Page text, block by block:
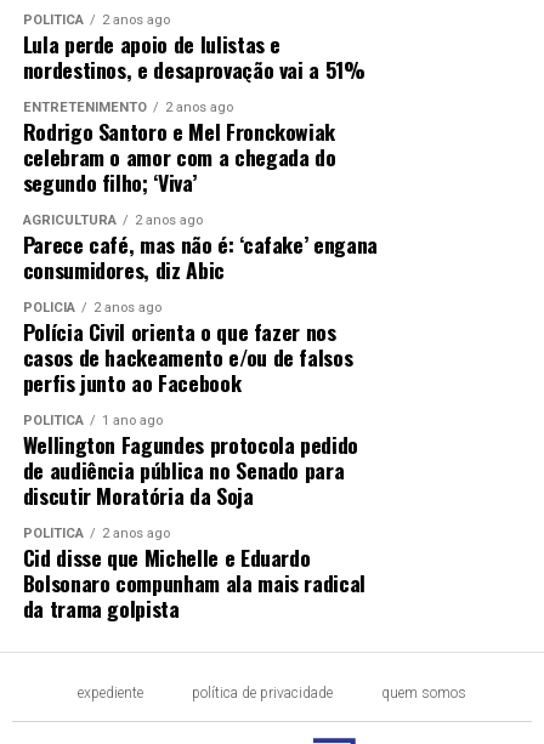
POLÍTICA 2 anos ago
Lula perde apoio de lulistas e
nordestinos, e desaprovação vai a 51%
ENTRETENIMENTO 2 anos ago
Rodrigo Santoro e Mel Fronckowiak
celebram o amor com a chegada do
segundo filho; ‘Viva’
AGRICULTURA 2 anos ago
Parece café, mas não é: ‘cafake’ engana
consumidores, diz Abic
POLÍCIA 2 anos ago
Polícia Civil orienta o que fazer nos
casos de hackeamento e/ou de falsos
perfis junto ao Facebook
POLÍTICA 1 ano ago
Wellington Fagundes protocola pedido
de audiência pública no Senado para
discutir Moratória da Soja
POLÍTICA 2 anos ago
Cid disse que Michelle e Eduardo
Bolsonaro compunham ala mais radical
da trama golpista
expediente política de privacidade quem somos